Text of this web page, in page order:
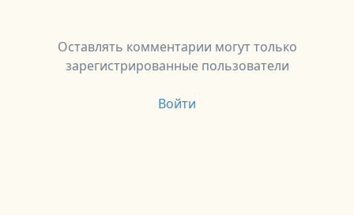
Оставлять комментарии могут только
зарегистрированные пользователи
Войти